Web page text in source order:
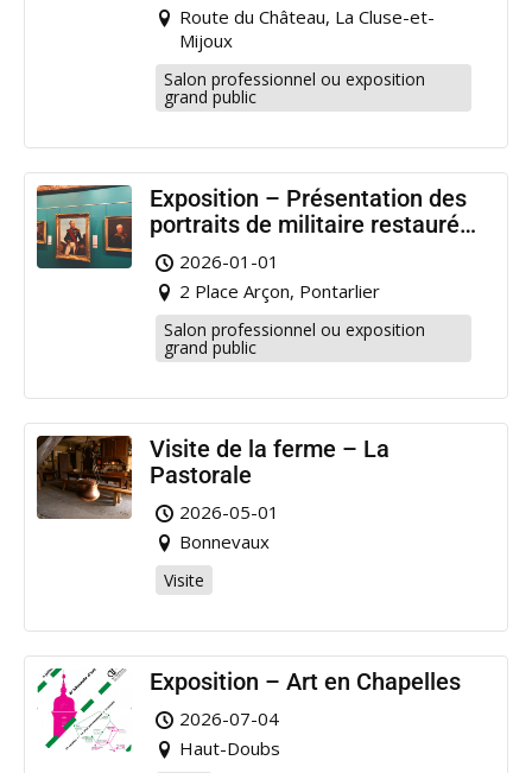
Route du Château, La Cluse-et-
Mijoux
Salon professionnel ou exposition
grand public
Exposition – Présentation des
portraits de militaire restaurés
à Pontarlier
2026-01-01
2 Place Arçon, Pontarlier
Salon professionnel ou exposition
grand public
Visite de la ferme – La
Pastorale
2026-05-01
Bonnevaux
Visite
Exposition – Art en Chapelles
2026-07-04
Haut-Doubs